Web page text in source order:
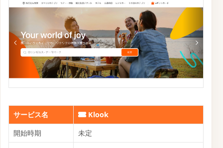
航空券予約に使えるお得な旅行クーポンコード
サービス名
Klook
開始時期
未定